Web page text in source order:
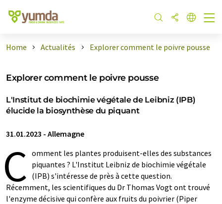
Home Actualités Explorer comment le poivre pousse
Explorer comment le poivre pousse
L'Institut de biochimie végétale de Leibniz (IPB)
élucide la biosynthèse du piquant
31.01.2023 - Allemagne
C omment les plantes produisent-elles des substances
piquantes ? L'Institut Leibniz de biochimie végétale
(IPB) s'intéresse de près à cette question.
Récemment, les scientifiques du Dr Thomas Vogt ont trouvé
l'enzyme décisive qui confère aux fruits du poivrier (Piper